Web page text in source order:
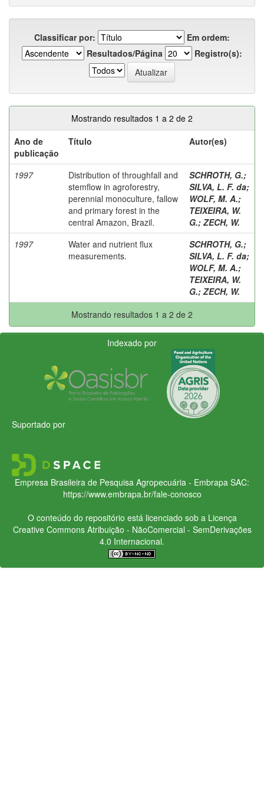
Classificar por:
Em ordem:
Resultados/Página
Registro(s):
Mostrando resultados 1 a 2 de 2
Ano de
publicação
Título Autor(es)
1997
Distribution of throughfall and
stemflow in agroforestry,
perennial monoculture, fallow
and primary forest in the
central Amazon, Brazil.
SCHROTH, G.;
SILVA, L. F. da;
WOLF, M. A.;
TEIXEIRA, W.
G.; ZECH, W.
1997
Water and nutrient flux
measurements.
SCHROTH, G.;
SILVA, L. F. da;
WOLF, M. A.;
TEIXEIRA, W.
G.; ZECH, W.
Mostrando resultados 1 a 2 de 2
Indexado por
Suportado por
Empresa Brasileira de Pesquisa Agropecuária - Embrapa SAC:
https://www.embrapa.br/fale-conosco
O conteúdo do repositório está licenciado sob a Licença
Creative CommonsAtribuição - NãoComercial - SemDerivações
4.0 Internacional.